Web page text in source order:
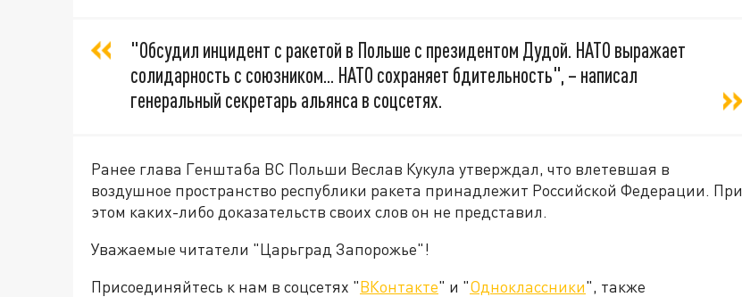
"Обсудил инцидент с ракетой в Польше с президентом Дудой. НАТО выражает
солидарность с союзником... НАТО сохраняет бдительность", – написал
генеральный секретарь альянса в соцсетях.
Ранее глава Генштаба ВС Польши Веслав Кукула утверждал, что влетевшая в
воздушное пространство республики ракета принадлежит Российской Федерации. При
этом каких-либо доказательств своих слов он не представил.
Уважаемые читатели "Царьград Запорожье"!
Присоединяйтесь к нам в соцсетях "ВКонтакте" и "Одноклассники", также